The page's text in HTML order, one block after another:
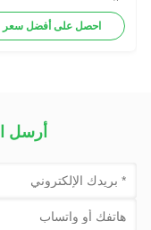
، آلة تعبئة الخردل
بالشامبو والمايونيز
احصل على أفضل سعر
أرسل